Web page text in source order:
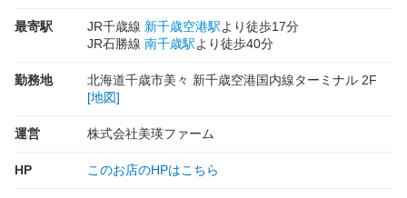
最寄駅 JR千歳線 新千歳空港駅より徒歩17分
JR石勝線 南千歳駅より徒歩40分
勤務地
北海道千歳市美々 新千歳空港国内線ターミナル 2F
[地図]
運営 株式会社美瑛ファーム
HP このお店のHPはこちら